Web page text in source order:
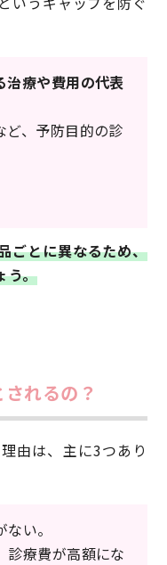
治療や費用の代表
ど、予防目的の診
ごとに異なるため、
う。
れるの？
由は、主に3つあり
い。
診療費が高額にな